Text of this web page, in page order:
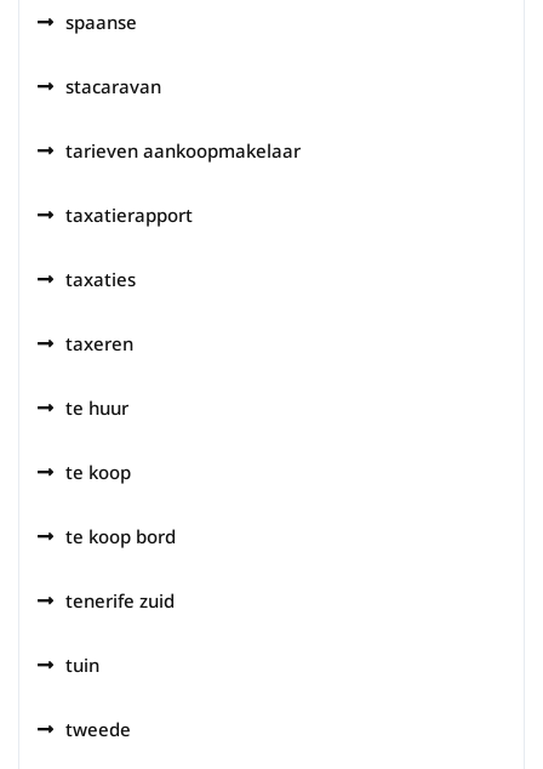
spaanse
stacaravan
tarieven aankoopmakelaar
taxatierapport
taxaties
taxeren
te huur
te koop
te koop bord
tenerife zuid
tuin
tweede